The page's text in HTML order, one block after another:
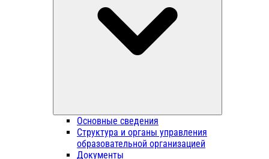
Основные сведения
Структура и органы управления
образовательной организацией
Документы